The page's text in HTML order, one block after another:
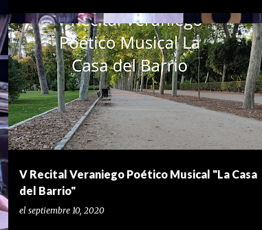
V Recital Veraniego Poético Musical "La Casa
del Barrio"
el septiembre 10, 2020
CARABANCHEL CONCURSO DE POESÍA +2